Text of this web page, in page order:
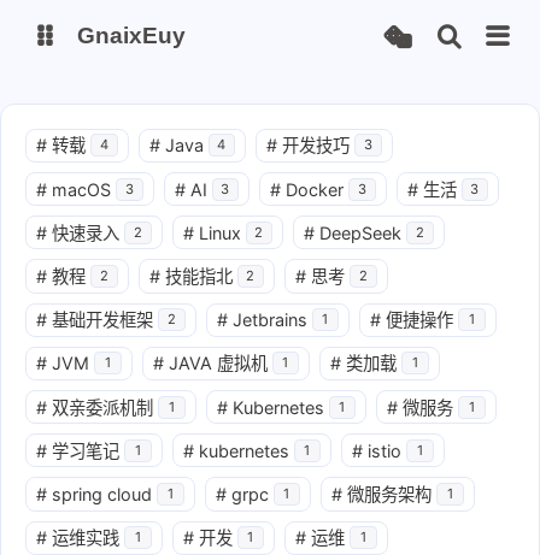
站点运行监测 Nas私有云
it-tools工具集 ChatGPT-Next
爱国学习平台(暂时关闭) LobeHub 智能AI聚合站
GnaixEuy
# 转载 4 # Java 4 # 开发技巧 3
# macOS 3 # AI 3 # Docker 3 # 生活 3
# 快速录入 2 # Linux 2 # DeepSeek 2
# 教程 2 # 技能指北 2 # 思考 2
# 基础开发框架 2 # Jetbrains 1 # 便捷操作 1
# JVM 1 # JAVA 虚拟机 1 # 类加载 1
# 双亲委派机制 1 # Kubernetes 1 # 微服务 1
# 学习笔记 1 # kubernetes 1 # istio 1
# spring cloud 1 # grpc 1 # 微服务架构 1
# 运维实践 1 # 开发 1 # 运维 1